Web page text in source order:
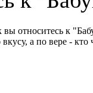
вы относитесь к
а по вере - кто